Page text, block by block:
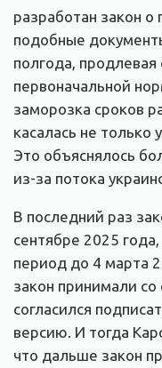
разработан закон
подобные
полгода,
первоначальной
заморозка сроков
касалась не только
Это объяснялось
из-за потока
В последний раз
сентябре 2025
период до 4 марта
закон принимали
согласился
версию. И тогда
что дальше закон